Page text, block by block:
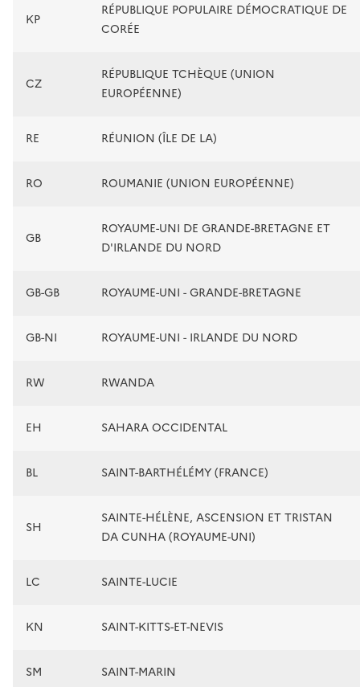
KP
RÉPUBLIQUE POPULAIRE DÉMOCRATIQUE DE
CORÉE
CZ
RÉPUBLIQUE TCHÈQUE (UNION
EUROPÉENNE)
RE RÉUNION (ÎLE DE LA)
RO ROUMANIE (UNION EUROPÉENNE)
GB
ROYAUME-UNI DE GRANDE-BRETAGNE ET
D'IRLANDE DU NORD
GB-GB ROYAUME-UNI - GRANDE-BRETAGNE
GB-NI ROYAUME-UNI - IRLANDE DU NORD
RW RWANDA
EH SAHARA OCCIDENTAL
BL SAINT-BARTHÉLÉMY (FRANCE)
SH
SAINTE-HÉLÈNE, ASCENSION ET TRISTAN
DA CUNHA (ROYAUME-UNI)
LC SAINTE-LUCIE
KN SAINT-KITTS-ET-NEVIS
SM SAINT-MARIN